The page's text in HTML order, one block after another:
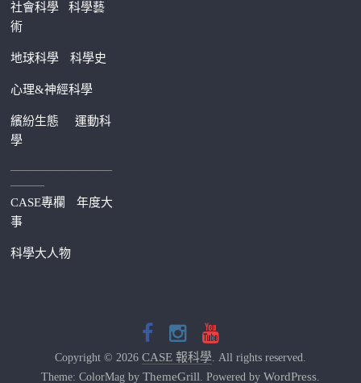
社會科學科學藝
術
地球科學 科學史
心理&神經科學
繽紛生態運動科
學
—————————
———
CASE專欄
年度大
事
科學大人物
Copyright © 2026 CASE 報科學. All rights reserved.
Theme: ColorMag by ThemeGrill. Powered by WordPress.